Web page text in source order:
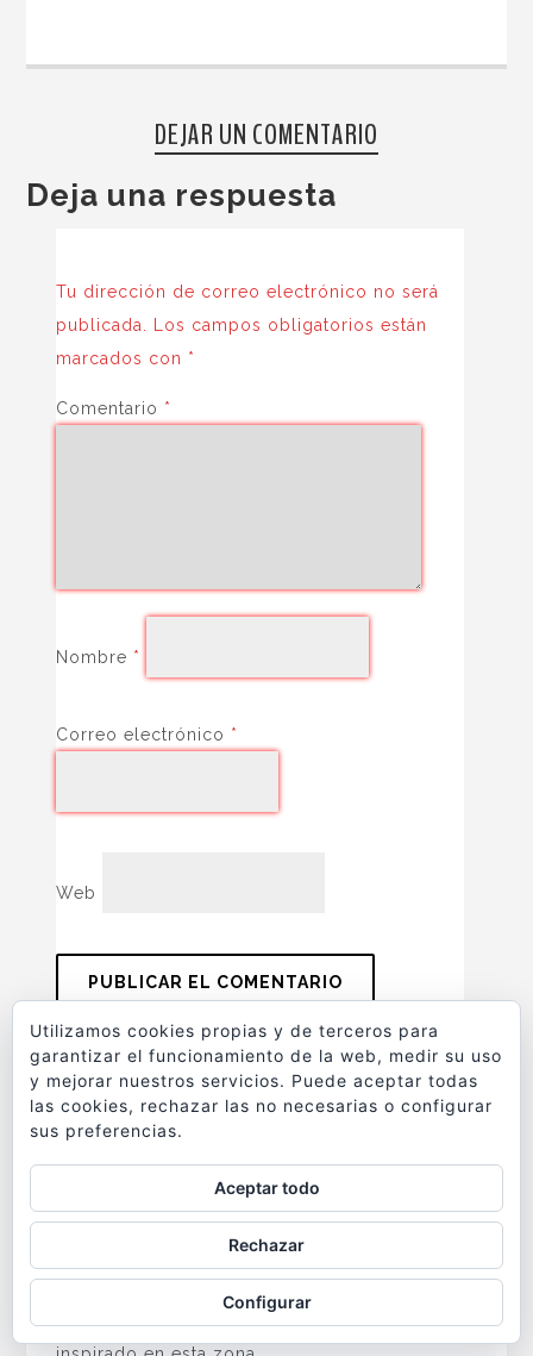
DEJAR UN COMENTARIO
Deja una respuesta
Tu dirección de correo electrónico no será
publicada.
Los campos obligatorios están
marcados con *
Comentario *
Nombre *
Correo electrónico *
Web
ROSANA EN CAMBODIA
30/05/2022 at 2:53 AM
Interesante lugar, de hecho, me dio un aire a
los escenarios del libro de la selva, capaz está
Utilizamos cookies propias y de terceros para
garantizar el funcionamiento de la web, medir su uso
y mejorar nuestros servicios. Puede aceptar todas
las cookies, rechazar las no necesarias o configurar
sus preferencias.
Aceptar todo
Rechazar
Configurar